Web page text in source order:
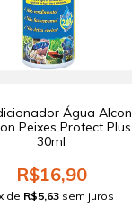
Água Alcon
Peixes Protect Plus
30ml
R$16,90
de R$5,63 sem juros